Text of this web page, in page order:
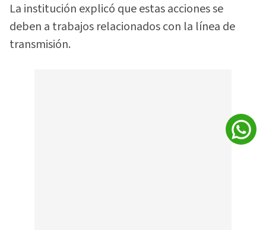
La institución explicó que estas acciones se
deben a trabajos relacionados con la línea de
transmisión.